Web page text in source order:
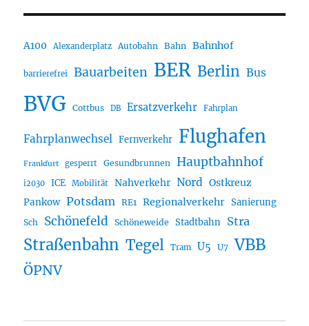
A100 Alexanderplatz Autobahn Bahn Bahnhof
barrierefrei Bauarbeiten BER Berlin Bus
BVG Cottbus DB Ersatzverkehr Fahrplan
Fahrplanwechsel Fernverkehr Flughafen
Frankfurt gesperrt Gesundbrunnen Hauptbahnhof
i2030 ICE Mobilität Nahverkehr Nord Ostkreuz
Pankow Potsdam RE1 Regionalverkehr Sanierung
Sch Schönefeld Schöneweide Stadtbahn Stra
Straßenbahn Tegel Tram U5 U7 VBB
ÖPNV